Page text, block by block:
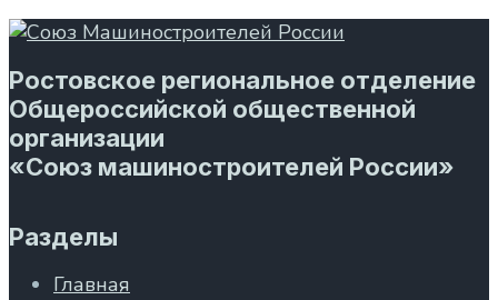
Ростовское региональное отделение
Общероссийской общественной
организации
«Союз машиностроителей России»
Разделы
Главная